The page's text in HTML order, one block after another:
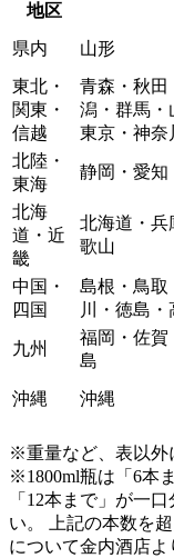
地区
県内
山形
東北・
関東・
信越
青森・秋田
潟・群馬・
東京・神奈
北陸・
東海
静岡・愛知
北海
道・近
畿
北海道・兵
歌山
中国・
四国
島根・鳥取
川・徳島・
九州
福岡・佐賀
島
沖縄 沖縄
※重量など、表以外
※1800ml瓶は「6本
「12本まで」が一
い。 上記の本数を
について金内酒店よ